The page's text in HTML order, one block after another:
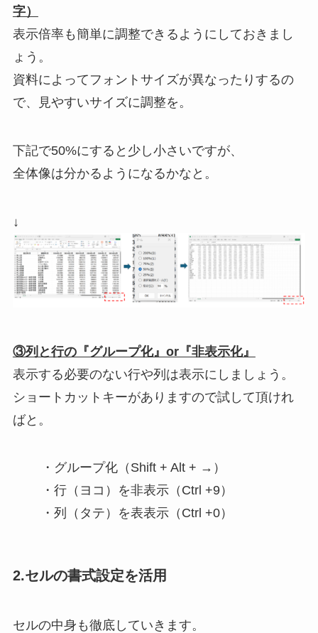
字）
表示倍率も簡単に調整できるようにしておきまし
ょう。
資料によってフォントサイズが異なったりするの
で、見やすいサイズに調整を。
下記で50%にすると少し小さいですが、
全体像は分かるようになるかなと。
↓
③列と行の『グループ化』or『非表示化』
表示する必要のない行や列は表示にしましょう。
ショートカットキーがありますので試して頂けれ
ばと。
・グループ化（Shift + Alt + →）
・行（ヨコ）を非表示（Ctrl +9）
・列（タテ）を表表示（Ctrl +0）
2.セルの書式設定を活用
セルの中身も徹底していきます。